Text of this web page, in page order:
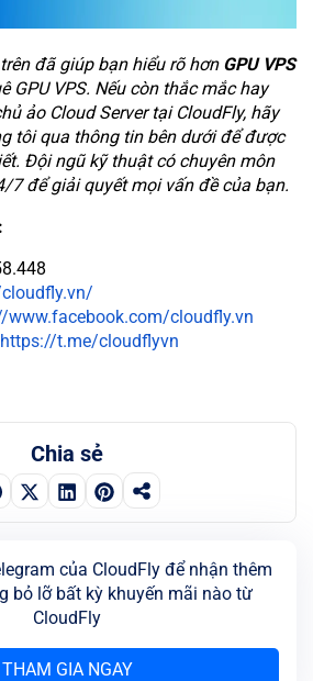
đã giúp bạn hiểu rõ hơn GPU VPS
GPU VPS. Nếu còn thắc mắc hay
ảo Cloud Server tại CloudFly, hãy
tôi qua thông tin bên dưới để được
Đội ngũ kỹ thuật có chuyên môn
7 để giải quyết mọi vấn đề của bạn.
www.facebook.com/cloudfly.vn
https://t.me/cloudflyvn
Chia sẻ
của CloudFly để nhận thêm
bỏ lỡ bất kỳ khuyến mãi nào từ
CloudFly
THAM GIA NGAY